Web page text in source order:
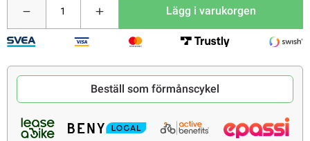
Lägg i varukorgen
Beställ som förmånscykel